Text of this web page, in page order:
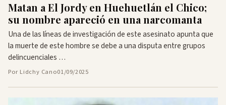
Matan a El Jordy en Huehuetlán el Chico;
su nombre apareció en una narcomanta
Una de las líneas de investigación de este asesinato apunta que
la muerte de este hombre se debe a una disputa entre grupos
delincuenciales …
Por Lidchy Cano01/09/2025